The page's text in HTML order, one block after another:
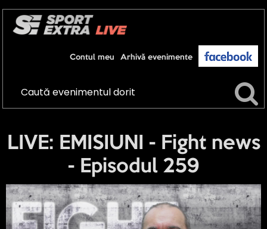
Arhivă evenimente
Contul meu
LIVE: EMISIUNI - Fight news
- Episodul 259